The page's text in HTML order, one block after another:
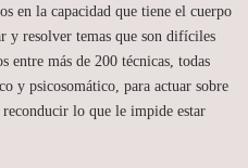
en la capacidad que tiene el cuerpo
y resolver temas que son difíciles
más de 200 técnicas, todas
y psicosomático, para actuar sobre
lo que le impide estar